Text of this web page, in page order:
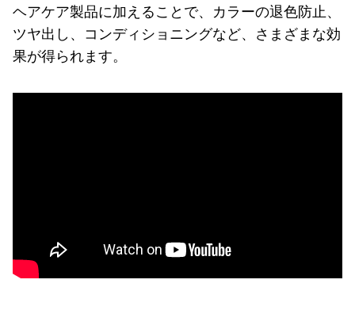
ヘアケア製品に加えることで、カラーの退色防止、
ツヤ出し、コンディショニングなど、さまざまな効
果が得られます。